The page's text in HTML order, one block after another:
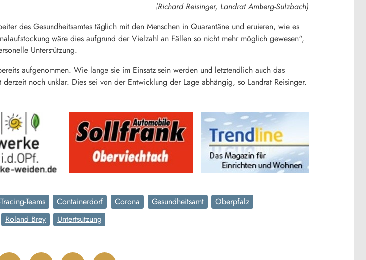
(Richard Reisinger, Landrat Amberg-Sulzbach)
des Gesundheitsamtes täglich mit den Menschen in Quarantäne und eruieren, wie es
wäre dies aufgrund der Vielzahl an Fällen so nicht mehr möglich gewesen“,
Unterstützung.
aufgenommen. Wie lange sie im Einsatz sein werden und letztendlich auch das
noch unklar. Dies sei von der Entwicklung der Lage abhängig, so Landrat Reisinger.
Teams Containerdorf Corona Gesundheitsamt
Oberpfalz
Roland Brey Untertsützung